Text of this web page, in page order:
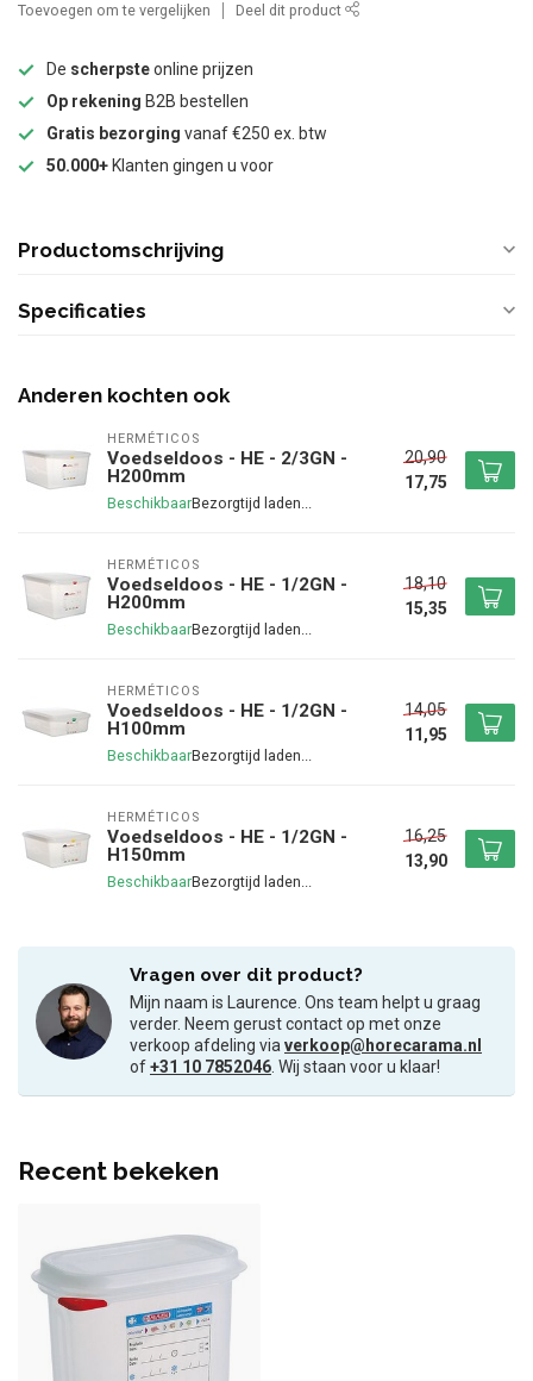
Toevoegen om te vergelijken Deel dit product
De scherpsteonline prijzen
Op rekening B2B bestellen
Gratis bezorging vanaf €250 ex. btw
50.000+ Klanten gingen u voor
Productomschrijving
Specificaties
Anderen kochten ook
HERMÉTICOS
Voedseldoos - HE - 2/3GN -
H200mm
Beschikbaar
20,90
17,75
HERMÉTICOS
Voedseldoos - HE - 1/2GN -
H200mm
Beschikbaar
18,10
15,35
HERMÉTICOS
Voedseldoos - HE - 1/2GN -
H100mm
Beschikbaar
14,05
11,95
HERMÉTICOS
Voedseldoos - HE - 1/2GN -
H150mm
Beschikbaar
16,25
13,90
Vragen over dit product?
Mijn naam is Laurence. Ons team helpt u graag
verder. Neem gerust contact op met onze
verkoop afdeling viaverkoop@horecarama.nl
of+31 10 7852046. Wij staan voor u klaar!
Recent bekeken